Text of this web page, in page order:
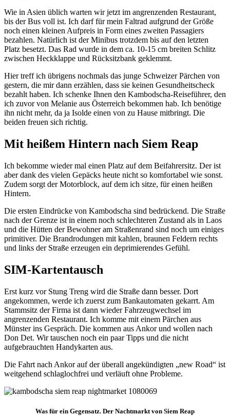
Wie in Asien üblich warten wir jetzt im angrenzenden Restaurant,
bis der Bus voll ist. Ich darf für mein Faltrad aufgrund der Größe
noch einen kleinen Aufpreis in Form eines zweiten Passagiers
bezahlen. Natürlich ist der Minibus trotzdem bis auf den letzten
Platz besetzt. Das Rad wurde in dem ca. 10-15 cm breiten Schlitz
zwischen Heckklappe und Rücksitzbank geklemmt.
Hier treff ich übrigens nochmals das junge Schweizer Pärchen von
gestern, die mir dann erzählen, dass sie keinen Gesundheitscheck
bezahlt haben. Ich schenke Ihnen den Kambodscha-Reiseführer, den
ich zuvor von Melanie aus Österreich bekommen hab. Ich benötige
ihn nicht mehr, da ja Isolde einen von zu Hause mitbringt. Die
beiden freuen sich richtig.
Mit heißem Hintern nach Siem Reap
Ich bekomme wieder mal einen Platz auf dem Beifahrersitz. Der ist
aber dank des vielen Gepäcks heute nicht so komfortabel wie sonst.
Zudem sorgt der Motorblock, auf dem ich sitze, für einen heißen
Hintern.
Die ersten Eindrücke von Kambodscha sind bedrückend. Die Straße
nach der Grenze ist in einem noch schlechteren Zustand als in Laos
und die Hütten der Bewohner am Straßenrand sind noch um einiges
primitiver. Die Brandrodungen mit kahlen, braunen Feldern rechts
und links der Straße erzeugen ein deprimierendes Gefühl.
SIM-Kartentausch
Erst kurz vor Stung Treng wird die Straße dann besser. Dort
angekommen, werde ich zuerst zum Bankautomaten gekarrt. Am
Stammsitz der Firma ist dann wieder Fahrzeugwechsel im
angrenzenden Restaurant. Ich komme mit einem Pärchen aus
Münster ins Gespräch. Die kommen aus Ankor und wollen nach
Don Det. Wir tauschen noch ein paar Tipps und die nicht
aufgebrauchten Handykarten aus.
Die Fahrt nach Ankor auf der überall angekündigten „new Road“ ist
weitgehend schlaglochfrei und verläuft ohne Probleme.
Was für ein Gegensatz. Der Nachtmarkt von Siem Reap